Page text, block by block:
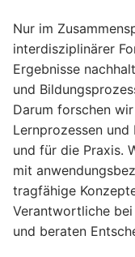
Nur im
interdisziplinärer
Ergebnisse
und
Darum forschen
Lernprozessen
und für die Praxis.
mit
tragfähige
Verantwortliche
und beraten